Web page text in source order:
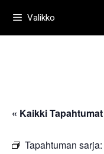
sisältöönValikko
« Kaikki Tapahtumat
Tapahtuman sarja: